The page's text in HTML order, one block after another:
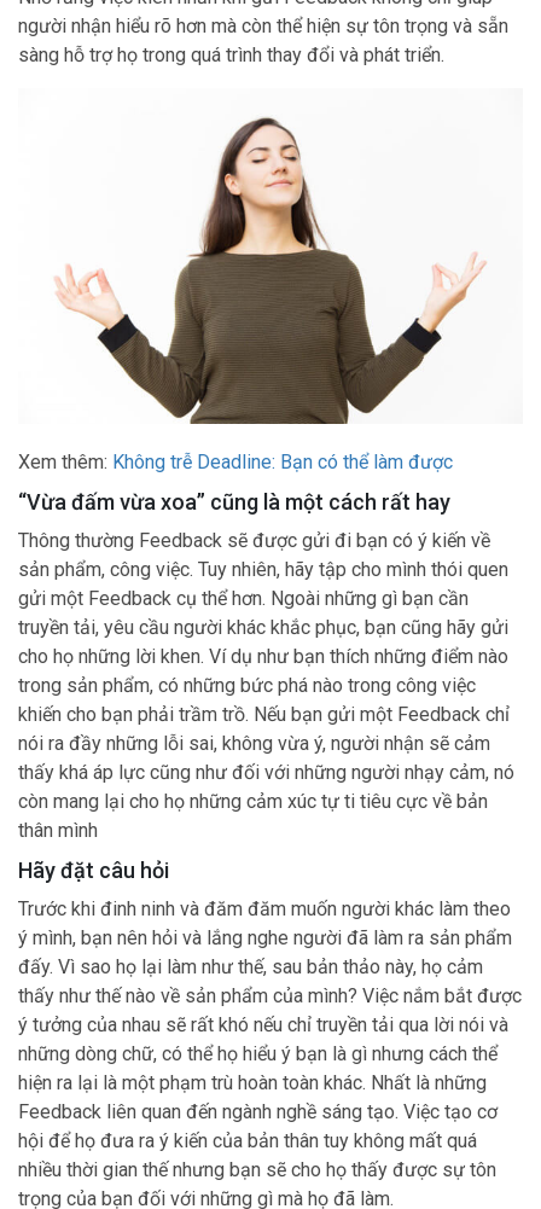
người nhận hiểu rõ hơn mà còn thể hiện sự tôn trọng và sẵn
sàng hỗ trợ họ trong quá trình thay đổi và phát triển.
Xem thêm: Không trễ Deadline: Bạn có thể làm được
“Vừa đấm vừa xoa” cũng là một cách rất hay
Thông thường Feedback sẽ được gửi đi bạn có ý kiến về
sản phẩm, công việc. Tuy nhiên, hãy tập cho mình thói quen
gửi một Feedback cụ thể hơn. Ngoài những gì bạn cần
truyền tải, yêu cầu người khác khắc phục, bạn cũng hãy gửi
cho họ những lời khen. Ví dụ như bạn thích những điểm nào
trong sản phẩm, có những bức phá nào trong công việc
khiến cho bạn phải trầm trồ. Nếu bạn gửi một Feedback chỉ
nói ra đầy những lỗi sai, không vừa ý, người nhận sẽ cảm
thấy khá áp lực cũng như đối với những người nhạy cảm, nó
còn mang lại cho họ những cảm xúc tự ti tiêu cực về bản
thân mình
Hãy đặt câu hỏi
Trước khi đinh ninh và đăm đăm muốn người khác làm theo
ý mình, bạn nên hỏi và lắng nghe người đã làm ra sản phẩm
đấy. Vì sao họ lại làm như thế, sau bản thảo này, họ cảm
thấy như thế nào về sản phẩm của mình? Việc nắm bắt được
ý tưởng của nhau sẽ rất khó nếu chỉ truyền tải qua lời nói và
những dòng chữ, có thể họ hiểu ý bạn là gì nhưng cách thể
hiện ra lại là một phạm trù hoàn toàn khác. Nhất là những
Feedback liên quan đến ngành nghề sáng tạo. Việc tạo cơ
hội để họ đưa ra ý kiến của bản thân tuy không mất quá
nhiều thời gian thế nhưng bạn sẽ cho họ thấy được sự tôn
trọng của bạn đối với những gì mà họ đã làm.